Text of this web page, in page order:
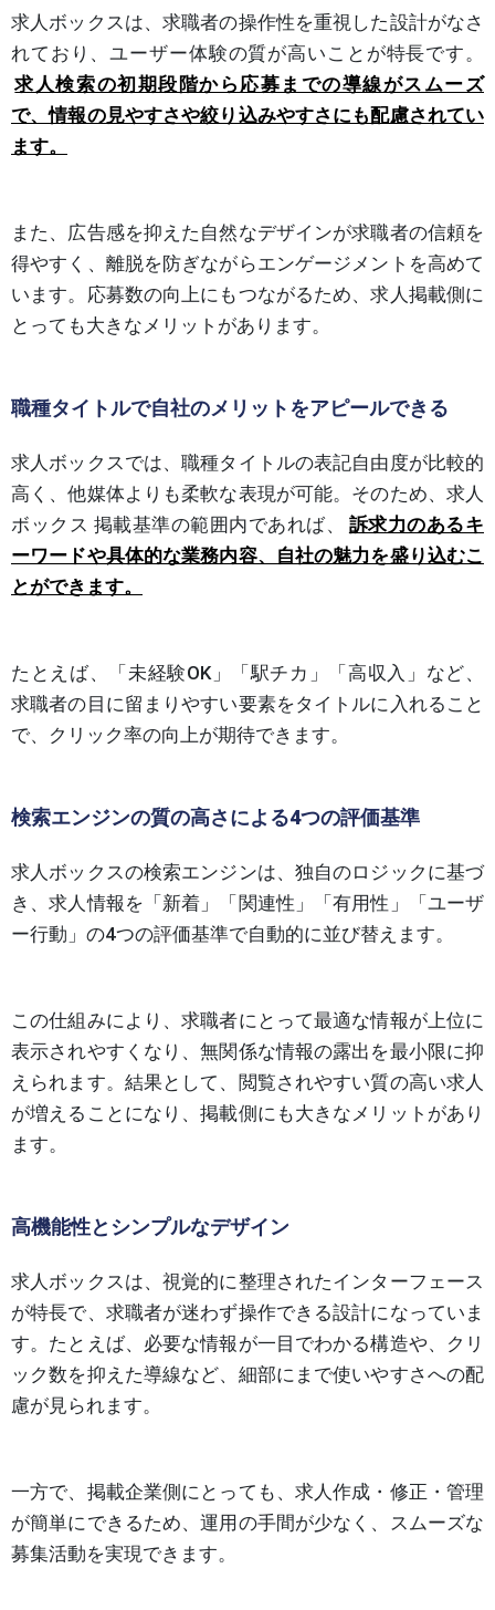
求人ボックスは、求職者の操作性を重視した設計がなさ
れており、ユーザー体験の質が高いことが特長です。
求人検索の初期段階から応募までの導線がスムーズ
で、情報の見やすさや絞り込みやすさにも配慮されてい
ます。
また、広告感を抑えた自然なデザインが求職者の信頼を
得やすく、離脱を防ぎながらエンゲージメントを高めて
います。応募数の向上にもつながるため、求人掲載側に
とっても大きなメリットがあります。
職種タイトルで自社のメリットをアピールできる
求人ボックスでは、職種タイトルの表記自由度が比較的
高く、他媒体よりも柔軟な表現が可能。そのため、求人
ボックス 掲載基準の範囲内であれば、
訴求力のあるキ
ーワードや具体的な業務内容、自社の魅力を盛り込むこ
とができます。
たとえば、「未経験OK」「駅チカ」「高収入」など、
求職者の目に留まりやすい要素をタイトルに入れること
で、クリック率の向上が期待できます。
検索エンジンの質の高さによる4つの評価基準
求人ボックスの検索エンジンは、独自のロジックに基づ
き、求人情報を「新着」「関連性」「有用性」「ユーザ
ー行動」の4つの評価基準で自動的に並び替えます。
この仕組みにより、求職者にとって最適な情報が上位に
表示されやすくなり、無関係な情報の露出を最小限に抑
えられます。結果として、閲覧されやすい質の高い求人
が増えることになり、掲載側にも大きなメリットがあり
ます。
高機能性とシンプルなデザイン
求人ボックスは、視覚的に整理されたインターフェース
が特長で、求職者が迷わず操作できる設計になっていま
す。たとえば、必要な情報が一目でわかる構造や、クリ
ック数を抑えた導線など、細部にまで使いやすさへの配
慮が見られます。
一方で、掲載企業側にとっても、求人作成・修正・管理
が簡単にできるため、運用の手間が少なく、スムーズな
募集活動を実現できます。